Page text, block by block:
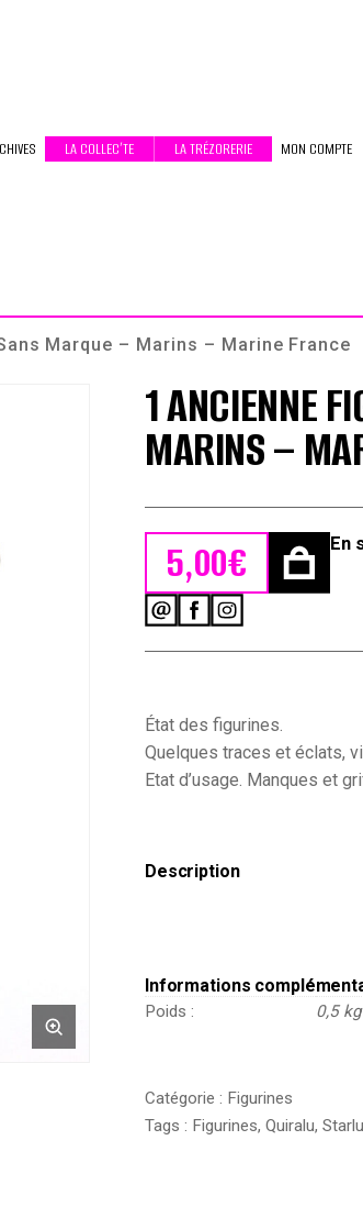
LA COLLEC’TE LA TRÉZORERIE MON COMPTE
Marque – Marins – Marine France
1 ANCIENNE
MARINS –
5,00€ En
Sans
Marque
-
Marins
État des figurines.
Quelques traces et éclats,
Etat d’usage. Manques et
Description
Informations
Poids 0,5 kg
Catégorie : Figurines
Tags : Figurines, Quiralu,